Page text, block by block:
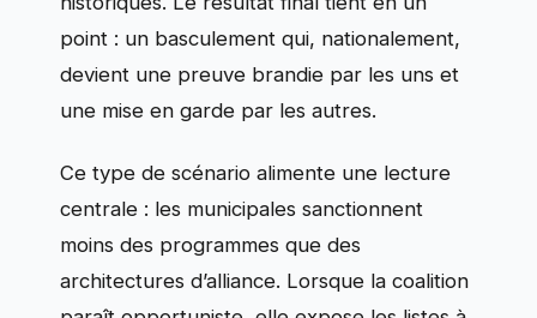
point : un basculement qui, nationalement,
devient une preuve brandie par les uns et
une mise en garde par les autres.
Ce type de scénario alimente une lecture
centrale : les municipales sanctionnent
moins des programmes que des
architectures d’alliance. Lorsque la coalition